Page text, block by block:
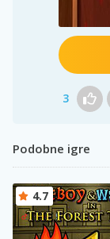
3
Podobne igre
4.7